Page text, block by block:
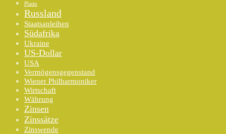
Platin
Russland
Staatsanleihen
Südafrika
Ukraine
US-Dollar
USA
Vermögensgegenstand
Wiener Philharmoniker
Wirtschaft
Währung
Zinsen
Zinssätze
Zinswende